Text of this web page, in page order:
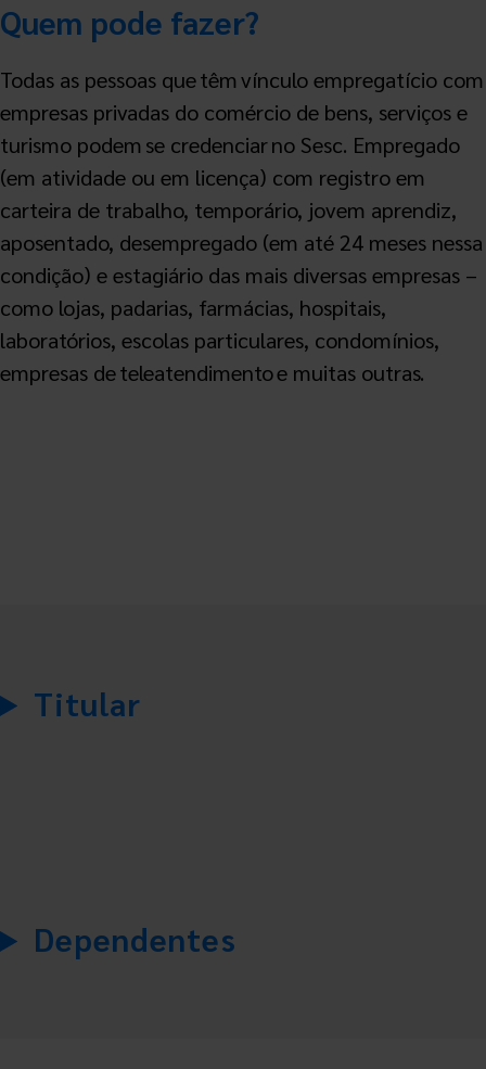
Quem pode fazer?
Todas as pessoas que têm vínculo empregatício com
empresas privadas do comércio de bens, serviços e
turismo podem se credenciar no Sesc. Empregado
(em atividade ou em licença) com registro em
carteira de trabalho, temporário, jovem aprendiz,
aposentado, desempregado (em até 24 meses nessa
condição) e estagiário das mais diversas empresas –
como lojas, padarias, farmácias, hospitais,
laboratórios, escolas particulares, condomínios,
empresas de teleatendimento e muitas outras.
Titular
Dependentes